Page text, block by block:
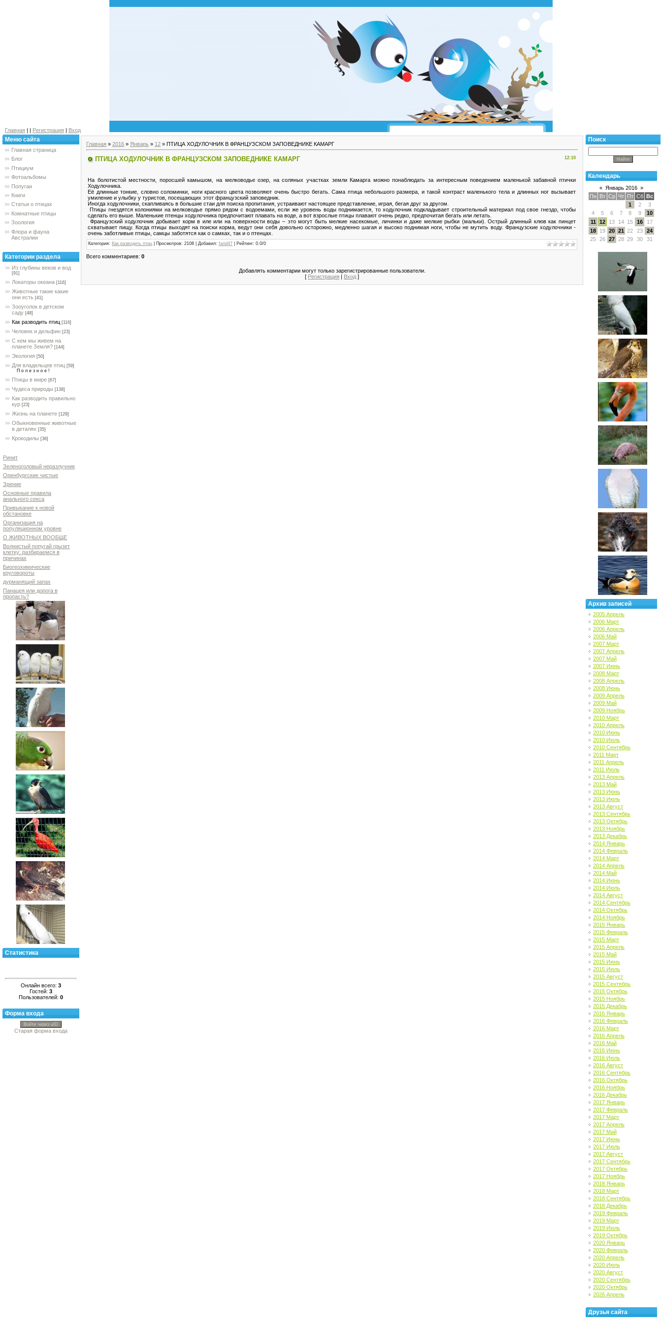
Главная | | Регистрация | Вход
Меню сайта
Главная страница
Блог
Птициум
Фотоальбомы
Попугаи
Книги
Статьи о птицах
Комнатные птицы
Зоология
Флора и фауна
Австралии
Категории раздела
Из глубины веков и вод
[91]
Локаторы океана [116]
Животные такие какие
они есть [41]
Зооуголок в детском
саду [48]
Как разводить птиц [116]
Человек и дельфин [23]
С кем мы живем на
планете Земля? [144]
Экология [50]
Для владельцев птиц [59]
П о л е з н о е !
Птицы в мире [67]
Чудеса природы [138]
Как разводить правильно
кур [23]
Жизнь на планете [129]
Обыкновенные животные
в деталях [35]
Крокодилы [36]
Ринит
Зеленоголовый неразлучник
Оренбургские чистые
Зрение
Основные правила
анального секса
Привыкание к новой
обстановке
Организация на
популяционном уровне
О ЖИВОТНЫХ ВООБЩЕ
Волнистый попугай грызет
клетку: разбираемся в
причинах
Биогеохимические
круговороты
дурманящий запах
Панацея или дорога в
пропасть?
Статистика
Онлайн всего: 3
Гостей: 3
Пользователей: 0
Форма входа
Войти через uID
Старая форма входа
Главная » 2016 » Январь » 12 » ПТИЦА ХОДУЛОЧНИК В ФРАНЦУЗСКОМ ЗАПОВЕДНИКЕ КАМАРГ
12:10
ПТИЦА ХОДУЛОЧНИК В ФРАНЦУЗСКОМ ЗАПОВЕДНИКЕ КАМАРГ
На болотистой местности, поросшей камышом, на мелководье озер, на соляных участках земли Камарга можно понаблюдать за интересным поведением маленькой забавной птички
Ходулочника.
Её длинные тонкие, словно соломинки, ноги красного цвета позволяют очень быстро бегать. Сама птица небольшого размера, и такой контраст маленького тела и длинных ног вызывает
умиление и улыбку у туристов, посещающих этот французский заповедник.
Иногда ходулочники, скапливаясь в большие стаи для поиска пропитания, устраивают настоящее представление, играя, бегая друг за другом.
Птицы гнездятся колониями на мелководье прямо рядом с водоемами, если же уровень воды поднимается, то ходулочник подкладывает строительный материал под свое гнездо, чтобы
сделать его выше. Маленькие птенцы ходулочника предпочитают плавать на воде, а вот взрослые птицы плавают очень редко, предпочитая бегать или летать.
Французский ходулочник добывает корм в иле или на поверхности воды – это могут быть мелкие насекомые, личинки и даже мелкие рыбки (мальки). Острый длинный клюв как пинцет
схватывает пищу. Когда птицы выходят на поиски корма, ведут они себя довольно осторожно, медленно шагая и высоко поднимая ноги, чтобы не мутить воду. Французские ходулочники -
очень заботливые птицы, самцы заботятся как о самках, так и о птенцах.
Категория: Как разводить птиц Просмотров: 2108 | Добавил: farid47 Рейтинг: 0.0/0
Всего комментариев: 0
Добавлять комментарии могут только зарегистрированные пользователи.
[ Регистрация | Вход ]
Поиск
Календарь
« Январь 2016 »
Пн Вт Ср Чт Пт Сб Вс
1
2
3
4
5 6 7 8 9
10
11
12 13 14 15 16
17
18
19 20 21 22 23
24
25 26 27 28 29 30 31
Архив записей
2005 Апрель
2006 Март
2006 Апрель
2006 Май
2007 Март
2007 Апрель
2007 Май
2007 Июнь
2008 Март
2008 Апрель
2008 Июнь
2009 Апрель
2009 Май
2009 Ноябрь
2010 Март
2010 Апрель
2010 Июнь
2010 Июль
2010 Сентябрь
2011 Март
2011 Апрель
2011 Июль
2013 Апрель
2013 Май
2013 Июнь
2013 Июль
2013 Август
2013 Сентябрь
2013 Октябрь
2013 Ноябрь
2013 Декабрь
2014 Январь
2014 Февраль
2014 Март
2014 Апрель
2014 Май
2014 Июнь
2014 Июль
2014 Август
2014 Сентябрь
2014 Октябрь
2014 Ноябрь
2015 Январь
2015 Февраль
2015 Март
2015 Апрель
2015 Май
2015 Июнь
2015 Июль
2015 Август
2015 Сентябрь
2015 Октябрь
2015 Ноябрь
2015 Декабрь
2016 Январь
2016 Февраль
2016 Март
2016 Апрель
2016 Май
2016 Июнь
2016 Июль
2016 Август
2016 Сентябрь
2016 Октябрь
2016 Ноябрь
2016 Декабрь
2017 Январь
2017 Февраль
2017 Март
2017 Апрель
2017 Май
2017 Июнь
2017 Июль
2017 Август
2017 Сентябрь
2017 Октябрь
2017 Ноябрь
2018 Январь
2018 Март
2018 Сентябрь
2018 Декабрь
2019 Февраль
2019 Март
2019 Июль
2019 Октябрь
2020 Январь
2020 Февраль
2020 Апрель
2020 Июль
2020 Август
2020 Сентябрь
2020 Октябрь
2026 Апрель
Друзья сайта